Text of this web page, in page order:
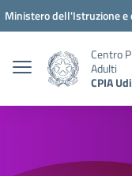
Vai ai contenuti
Vai al menu di
Vai al footer
Ministero dell'Istruzione e
Centro
Adulti
CPIA